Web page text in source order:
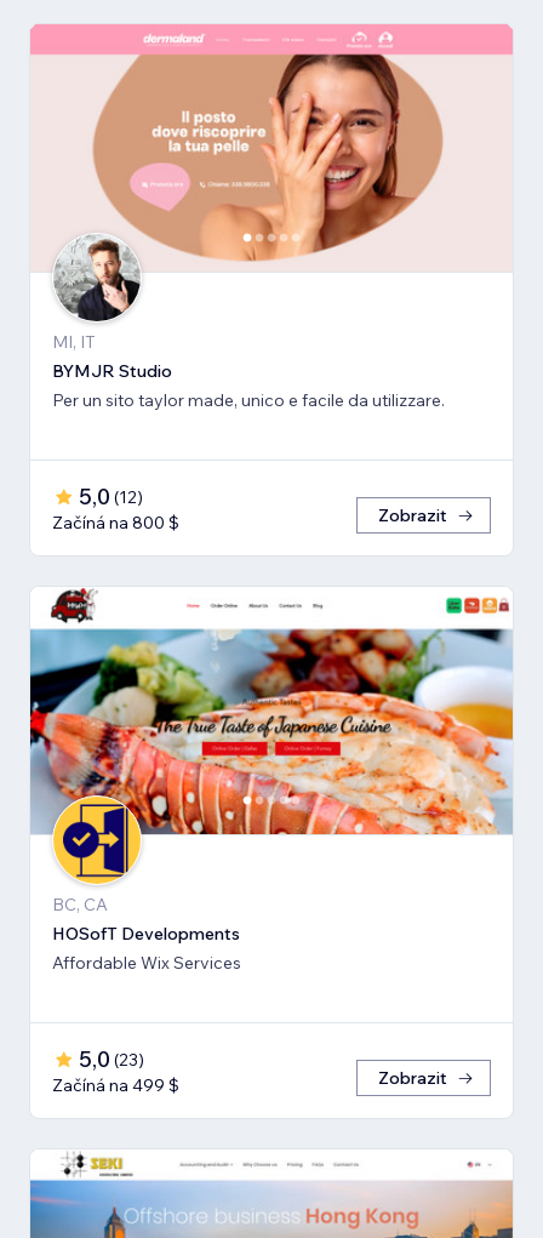
MI, IT
BYMJR Studio
Per un sito taylor made, unico e facile da utilizzare.
5,0 (12)
Začíná na 800 $
Zobrazit
BC, CA
HOSofT Developments
Affordable Wix Services
5,0 (23)
Začíná na 499 $
Zobrazit